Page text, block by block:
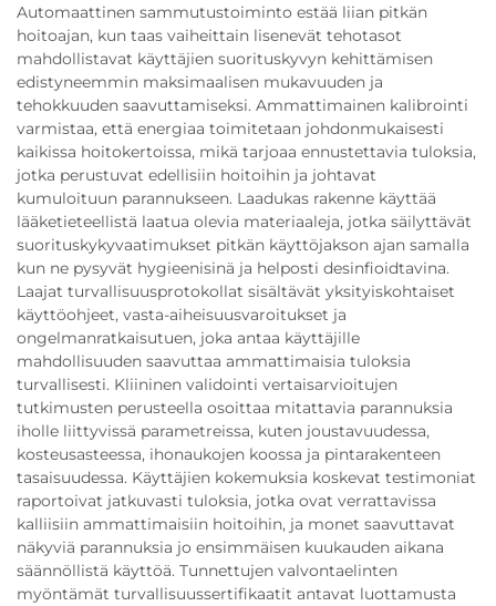
Automaattinen sammutustoiminto estää liian pitkän
hoitoajan, kun taas vaiheittain lisenevät tehotasot
mahdollistavat käyttäjien suorituskyvyn kehittämisen
edistyneemmin maksimaalisen mukavuuden ja
tehokkuuden saavuttamiseksi. Ammattimainen kalibrointi
varmistaa, että energiaa toimitetaan johdonmukaisesti
kaikissa hoitokertoissa, mikä tarjoaa ennustettavia tuloksia,
jotka perustuvat edellisiin hoitoihin ja johtavat
kumuloituun parannukseen. Laadukas rakenne käyttää
lääketieteellistä laatua olevia materiaaleja, jotka säilyttävät
suorituskykyvaatimukset pitkän käyttöjakson ajan samalla
kun ne pysyvät hygieenisinä ja helposti desinfioidtavina.
Laajat turvallisuusprotokollat sisältävät yksityiskohtaiset
käyttöohjeet, vasta-aiheisuusvaroitukset ja
ongelmanratkaisutuen, joka antaa käyttäjille
mahdollisuuden saavuttaa ammattimaisia tuloksia
turvallisesti. Kliininen validointi vertaisarvioitujen
tutkimusten perusteella osoittaa mitattavia parannuksia
iholle liittyvissä parametreissa, kuten joustavuudessa,
kosteusasteessa, ihonaukojen koossa ja pintarakenteen
tasaisuudessa. Käyttäjien kokemuksia koskevat testimoniat
raportoivat jatkuvasti tuloksia, jotka ovat verrattavissa
kalliisiin ammattimaisiin hoitoihin, ja monet saavuttavat
näkyviä parannuksia jo ensimmäisen kuukauden aikana
säännöllistä käyttöä. Tunnettujen valvontaelinten
myöntämät turvallisuussertifikaatit antavat luottamusta